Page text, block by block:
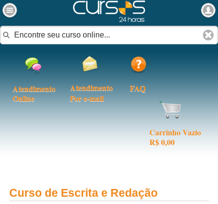
Atendimento
Online
Atendimento
Por e-mail
FAQ
Carrinho Vazio
R$ 0,00
Curso de Escrita e Redação